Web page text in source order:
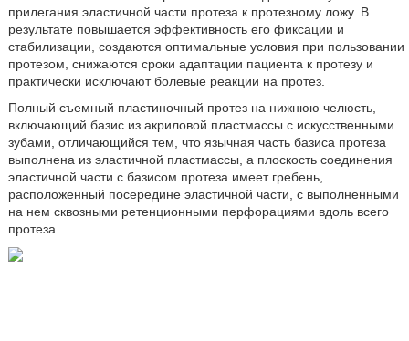
прилегания эластичной части протеза к протезному ложу. В
результате повышается эффективность его фиксации и
стабилизации, создаются оптимальные условия при пользовании
протезом, снижаются сроки адаптации пациента к протезу и
практически исключают болевые реакции на протез.
Полный съемный пластиночный протез на нижнюю челюсть,
включающий базис из акриловой пластмассы с искусственными
зубами, отличающийся тем, что язычная часть базиса протеза
выполнена из эластичной пластмассы, а плоскость соединения
эластичной части с базисом протеза имеет гребень,
расположенный посередине эластичной части, с выполненными
на нем сквозными ретенционными перфорациями вдоль всего
протеза.